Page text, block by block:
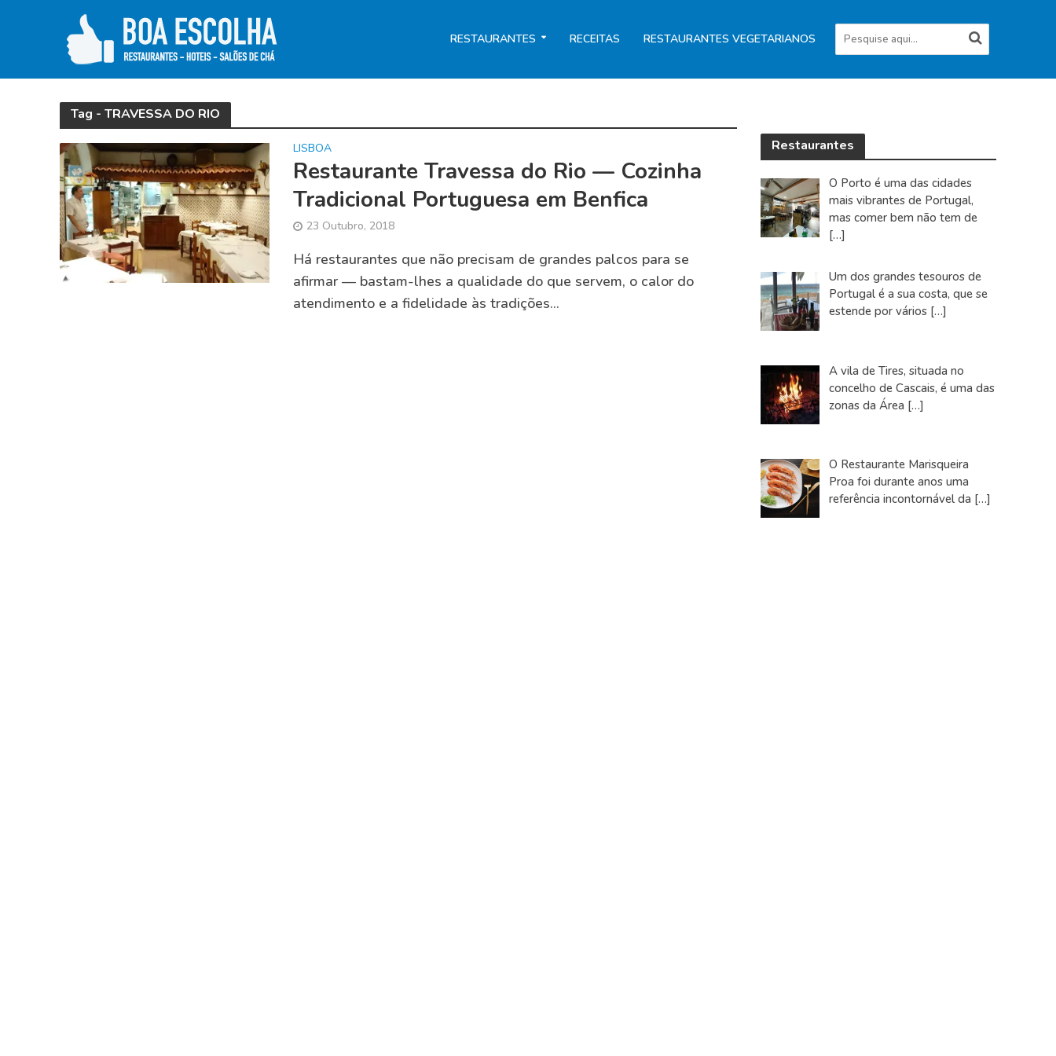
RESTAURANTES RECEITAS RESTAURANTES VEGETARIANOS
Tag - TRAVESSA DO RIO
LISBOA
Restaurante Travessa do Rio — Cozinha
Tradicional Portuguesa em Benfica
23 Outubro, 2018
Há restaurantes que não precisam de grandes palcos para se
afirmar — bastam-lhes a qualidade do que servem, o calor do
atendimento e a fidelidade às tradições...
Restaurantes
O Porto é uma das cidades
mais vibrantes de Portugal,
mas comer bem não tem de
[…]
Um dos grandes tesouros de
Portugal é a sua costa, que se
estende por vários […]
A vila de Tires, situada no
concelho de Cascais, é uma das
zonas da Área […]
O Restaurante Marisqueira
Proa foi durante anos uma
referência incontornável da […]